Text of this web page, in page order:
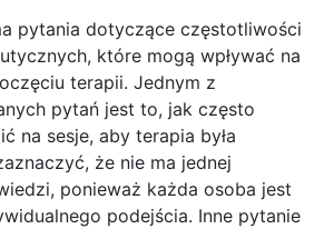
pytania dotyczące częstotliwości
które mogą wpływać na
terapii. Jednym z
pytań jest to, jak często
na sesje, aby terapia była
że nie ma jednej
ponieważ każda osoba jest
podejścia. Inne pytanie